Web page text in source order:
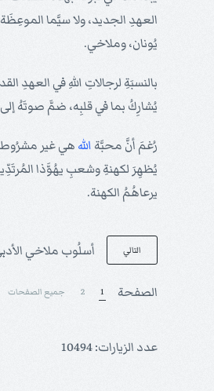
العهدِ الجديد، ولا سيَّما
يُونان، وملاخي.
بالنسبَةِ لرجالاتِ اللهِ في العهدِ
يُشارِكُ بما في قلبِه، ضمَّ صوتَهُ
رُغمَ أنَّ محبَّة الله هي غير
يُظهِرَ لكهنةِ وشعبِ يهُوَّذا
يرعاهُمُ الكهنة.
التالي أسلُوب ملاخي
الصفحة 1
2 جميع الصفحات
عدد الزيارات: 10494